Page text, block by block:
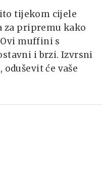
tijekom cijele
za pripremu kako
muffini s
i brzi. Izvrsni
će vaše